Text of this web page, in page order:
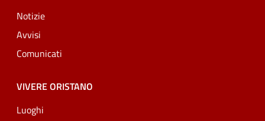
Notizie
Avvisi
Comunicati
VIVERE ORISTANO
Luoghi